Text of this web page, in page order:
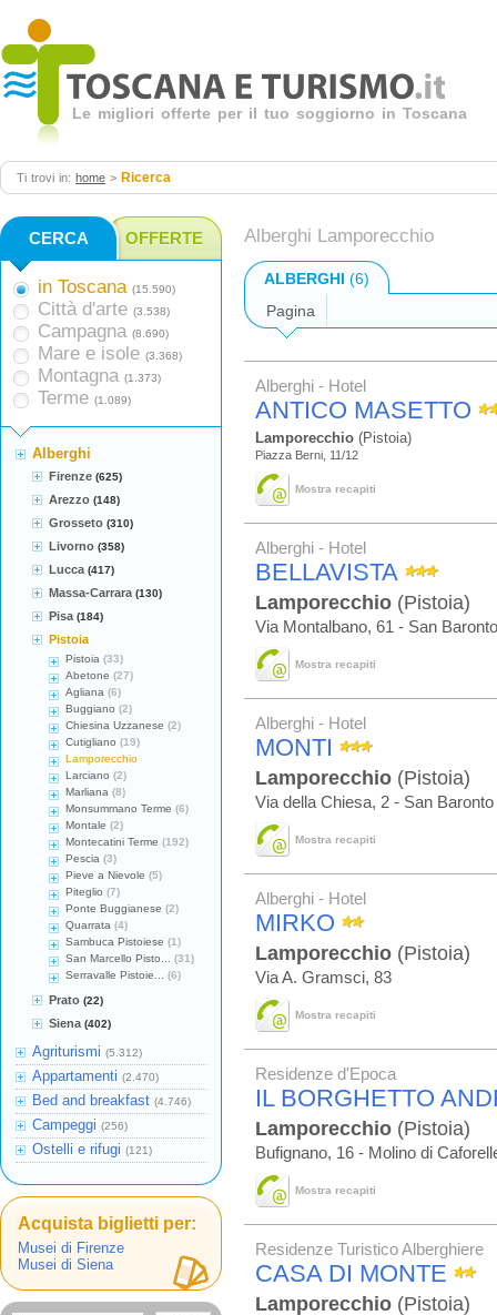
Le migliori offerte per il tuo soggiorno in Toscana
Ti trovi in: home > Ricerca
Alberghi Lamporecchio
ALBERGHI (6)
Pagina
Alberghi - Hotel
ANTICO MASETTO
Lamporecchio (Pistoia)
Piazza Berni, 11/12
Mostra recapiti
Alberghi - Hotel
BELLAVISTA
Lamporecchio (Pistoia)
Via Montalbano, 61 - San Baronto
Mostra recapiti
Alberghi - Hotel
MONTI
Lamporecchio (Pistoia)
Via della Chiesa, 2 - San Baronto
Mostra recapiti
Alberghi - Hotel
MIRKO
Lamporecchio (Pistoia)
Via A. Gramsci, 83
Mostra recapiti
Residenze d'Epoca
IL BORGHETTO
Lamporecchio (Pistoia)
Bufignano, 16 - Molino di
Mostra recapiti
Residenze Turistico Alberghiere
CASA DI MONTE
Lamporecchio (Pistoia)
CERCA OFFERTE
in Toscana (15.590)
Città d'arte (3.538)
Campagna (8.690)
Mare e isole (3.368)
Montagna (1.373)
Terme (1.089)
Alberghi
Firenze (625)
Arezzo (148)
Grosseto (310)
Livorno (358)
Lucca (417)
Massa-Carrara (130)
Pisa (184)
Pistoia
Pistoia (33)
Abetone (27)
Agliana (6)
Buggiano (2)
Chiesina Uzzanese (2)
Cutigliano (19)
Lamporecchio
Larciano (2)
Marliana (8)
Monsummano Terme (6)
Montale (2)
Montecatini Terme (192)
Pescia (3)
Pieve a Nievole (5)
Piteglio (7)
Ponte Buggianese (2)
Quarrata (4)
Sambuca Pistoiese (1)
San Marcello Pisto...
(31)
Serravalle Pistoie...
(6)
Prato (22)
Siena (402)
Agriturismi (5.312)
Appartamenti (2.470)
Bed and breakfast (4.746)
Campeggi (256)
Ostelli e rifugi (121)
Acquista biglietti per:
Musei di Firenze
Musei di Siena